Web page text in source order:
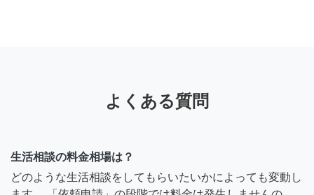
よくある質問
生活相談の料金相場は？
どのような生活相談をしてもらいたいかによっても変動し